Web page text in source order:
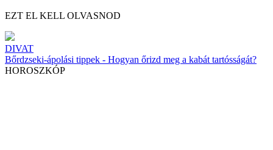
EZT EL KELL OLVASNOD
DIVAT
Bőrdzseki-ápolási tippek - Hogyan őrizd meg a kabát tartósságát?
HOROSZKÓP